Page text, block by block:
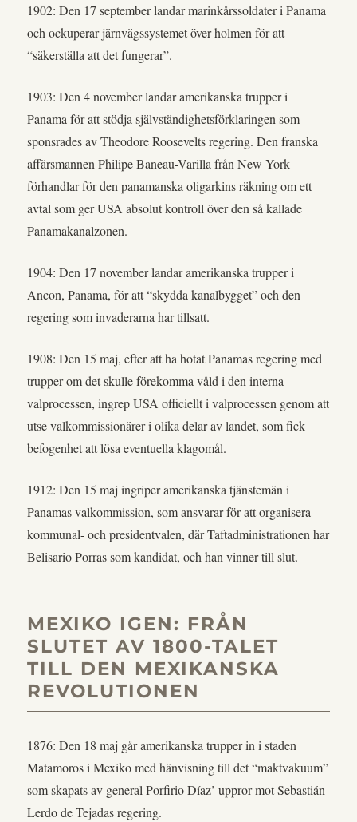
1902: Den 17 september landar marinkårssoldater i Panama
och ockuperar järnvägssystemet över holmen för att
“säkerställa att det fungerar”.
1903: Den 4 november landar amerikanska trupper i
Panama för att stödja självständighetsförklaringen som
sponsrades av Theodore Roosevelts regering. Den franska
affärsmannen Philipe Baneau-Varilla från New York
förhandlar för den panamanska oligarkins räkning om ett
avtal som ger USA absolut kontroll över den så kallade
Panamakanalzonen.
1904: Den 17 november landar amerikanska trupper i
Ancon, Panama, för att “skydda kanalbygget” och den
regering som invaderarna har tillsatt.
1908: Den 15 maj, efter att ha hotat Panamas regering med
trupper om det skulle förekomma våld i den interna
valprocessen, ingrep USA officiellt i valprocessen genom att
utse valkommissionärer i olika delar av landet, som fick
befogenhet att lösa eventuella klagomål.
1912: Den 15 maj ingriper amerikanska tjänstemän i
Panamas valkommission, som ansvarar för att organisera
kommunal- och presidentvalen, där Taftadministrationen har
Belisario Porras som kandidat, och han vinner till slut.
MEXIKO IGEN: FRÅN
SLUTET AV 1800-TALET
TILL DEN MEXIKANSKA
REVOLUTIONEN
1876: Den 18 maj går amerikanska trupper in i staden
Matamoros i Mexiko med hänvisning till det “maktvakuum”
som skapats av general Porfirio Díaz’ uppror mot Sebastián
Lerdo de Tejadas regering.